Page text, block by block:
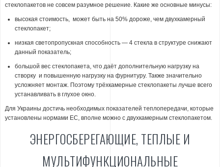
стеклопакетов не совсем разумное решение. Какие же основные минусы:
высокая стоимость, может быть на 50% дороже, чем двухкамерный
стеклопакет;
низкая светопропускная способность — 4 стекла в структуре снижают
данный показатель;
большой вес стеклопакета, что даёт дополнительную нагрузку на
створку и повышенную нагрузку на фурнитуру. Также значительно
усложняет монтаж. Поэтому трёхкамерные стеклопакеты лучше всего
устанавливать в глухое окно.
Для Украины достичь необходимых показателей теплопередачи, которые
установлены нормами ЕС, вполне можно с двухкамерным стеклопакетом.
ЭНЕРГОСБЕРЕГАЮЩИЕ, ТЕПЛЫЕ И
МУЛЬТИФУНКЦИОНАЛЬНЫЕ